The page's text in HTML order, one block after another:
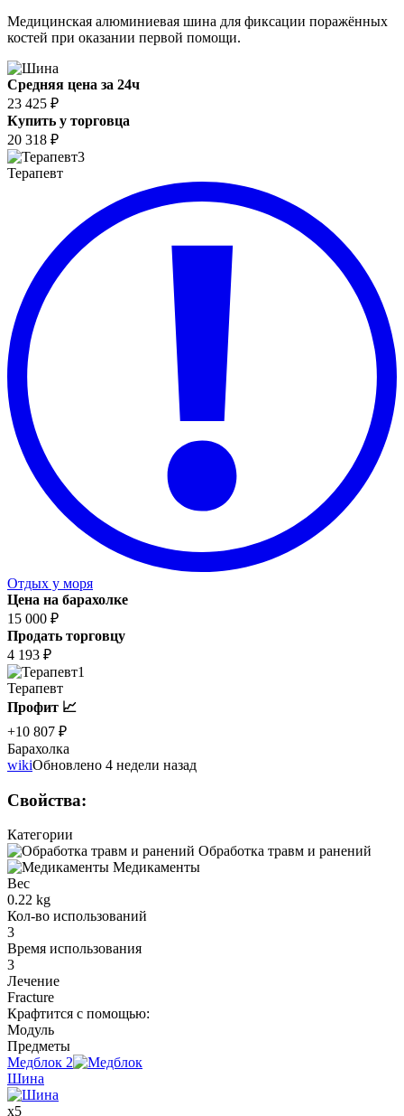
Медицинская алюминиевая шина для фиксации поражённых
костей при оказании первой помощи.
Средняя цена за 24ч
23 425 ₽
Купить у торговца
20 318 ₽
3
Терапевт
Отдых у моря
Цена на барахолке
15 000 ₽
Продать торговцу
4 193 ₽
1
Терапевт
Профит 📈
+10 807 ₽
Барахолка
wikiОбновлено 4 недели назад
Свойства:
Категории
Обработка травм и ранений
Медикаменты
Вес
0.22 kg
Кол-во использований
3
Время использования
3
Лечение
Fracture
Крафтится с помощью:
Модуль
Предметы
Медблок 2
Шина
x5